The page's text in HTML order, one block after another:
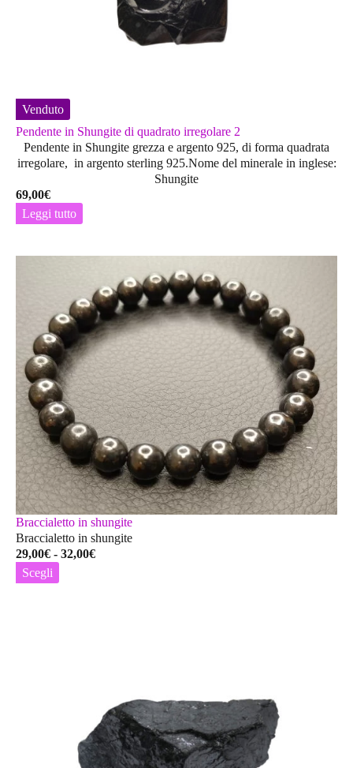
Venduto
Pendente in Shungite di quadrato irregolare 2
Pendente in Shungite grezza e argento 925, di forma quadrata
irregolare, in argento sterling 925.Nome del minerale in inglese:
Shungite
69,00€
Leggi tutto
Braccialetto in shungite
Braccialetto in shungite
29,00€ - 32,00€Fascia
Scegli